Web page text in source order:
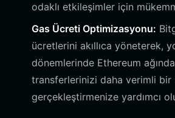
odaklı etkileşimler için
Gas Ücreti Optimizasyonu:
ücretlerini akıllıca yöneterek,
dönemlerinde Ethereum
transferlerinizi daha verimli bir
gerçekleştirmenize yardımcı